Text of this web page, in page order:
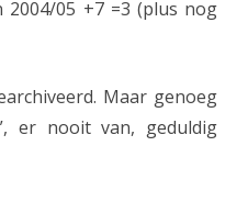
2004/05 +7 =3 (plus nog
Maar genoeg
er nooit van, geduldig